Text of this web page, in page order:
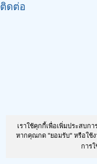
เราใช้คุกกี้เพื่อเพิ่มประสบก
หากคุณกด "ยอมรับ" หรือใช้
การ
ติดต่อ